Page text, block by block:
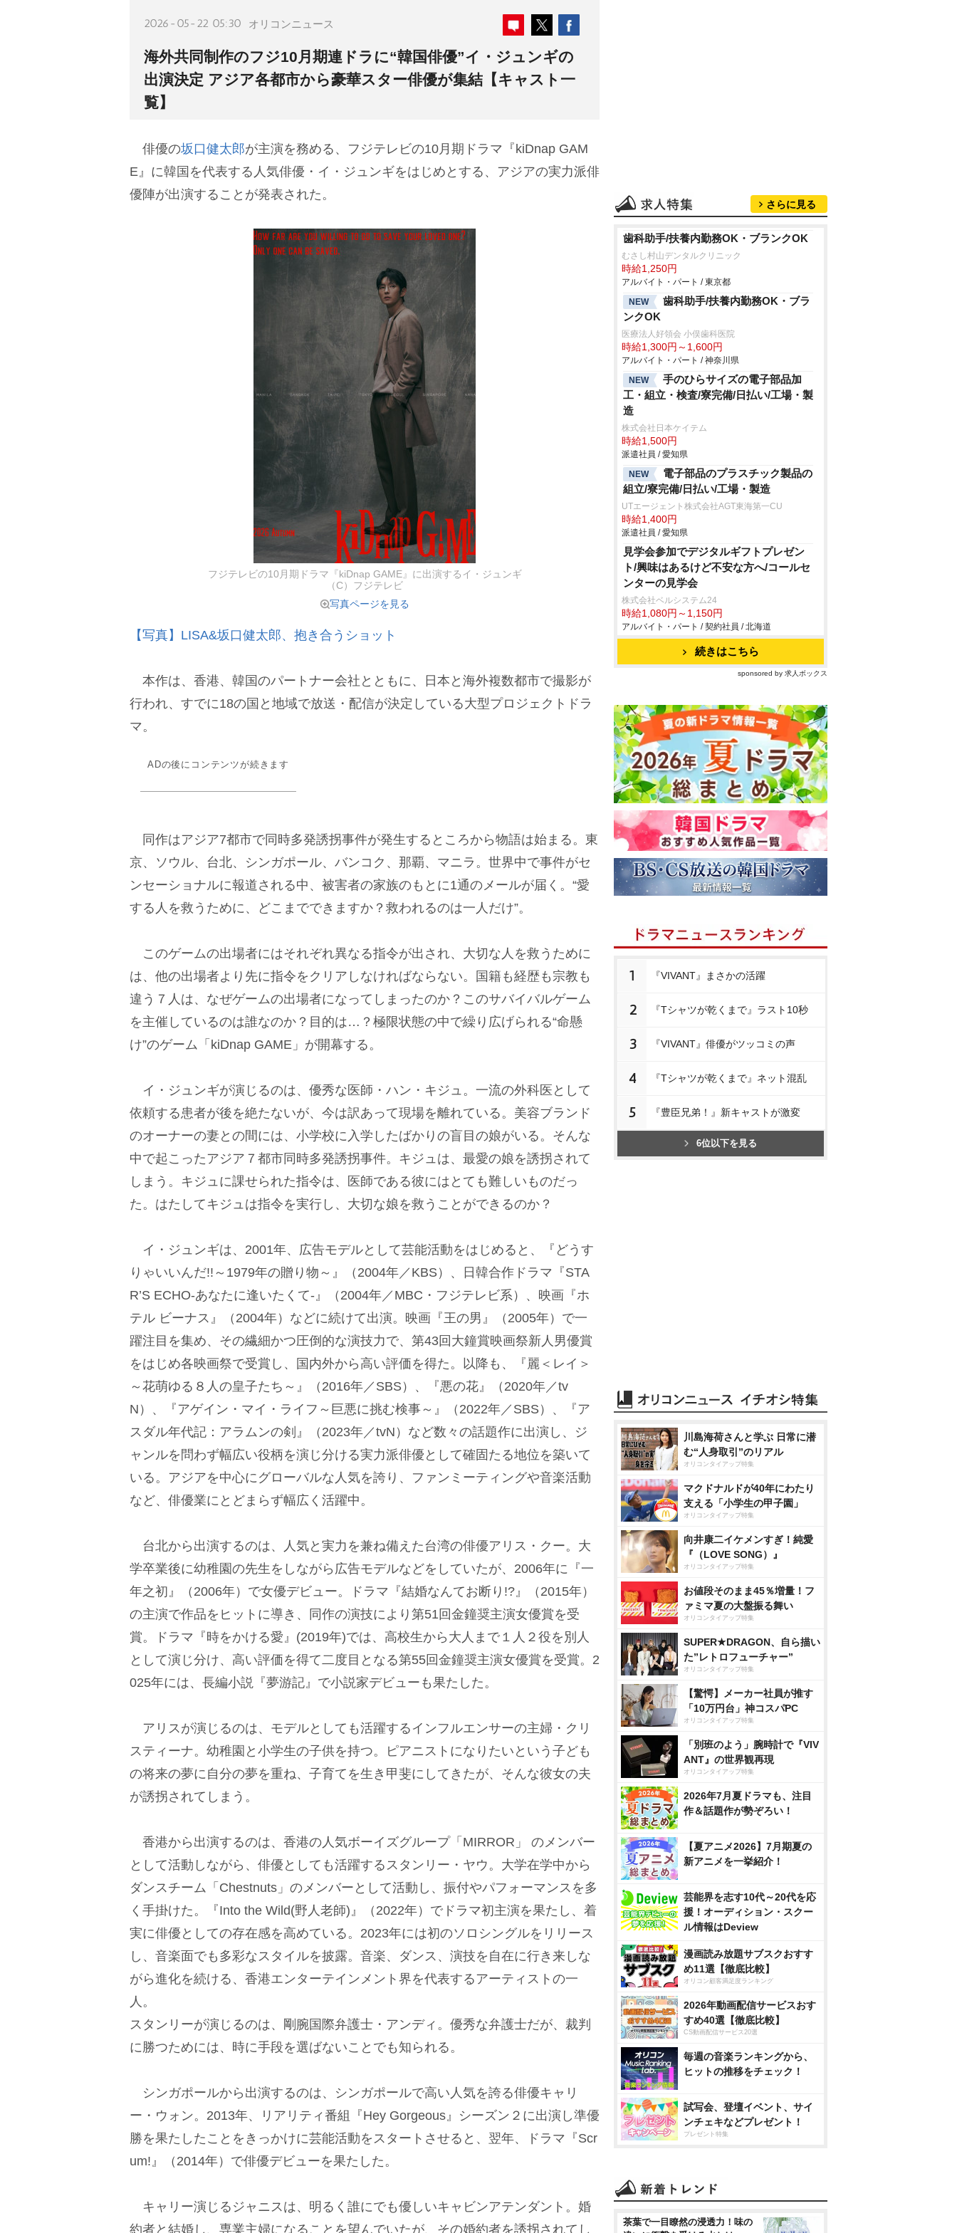
2026-05-22 05:30 オリコンニュース
海外共同制作のフジ10月期連ドラに“韓国俳優”イ・ジュンギの
出演決定 アジア各都市から豪華スター俳優が集結【キャスト一
覧】
俳優の坂口健太郎が主演を務める、フジテレビの10月期ドラマ『kiDnap GAM
E』に韓国を代表する人気俳優・イ・ジュンギをはじめとする、アジアの実力派俳
優陣が出演することが発表された。
フジテレビの10月期ドラマ『kiDnap GAME』に出演するイ・ジュンギ
（C）フジテレビ
写真ページを見る
【写真】LISA&坂口健太郎、抱き合うショット
本作は、香港、韓国のパートナー会社とともに、日本と海外複数都市で撮影が
行われ、すでに18の国と地域で放送・配信が決定している大型プロジェクトドラ
マ。
ADの後にコンテンツが続きます
同作はアジア7都市で同時多発誘拐事件が発生するところから物語は始まる。東
京、ソウル、台北、シンガポール、バンコク、那覇、マニラ。世界中で事件がセ
ンセーショナルに報道される中、被害者の家族のもとに1通のメールが届く。“愛
する人を救うために、どこまでできますか？救われるのは一人だけ”。
このゲームの出場者にはそれぞれ異なる指令が出され、大切な人を救うために
は、他の出場者より先に指令をクリアしなければならない。国籍も経歴も宗教も
違う７人は、なぜゲームの出場者になってしまったのか？このサバイバルゲーム
を主催しているのは誰なのか？目的は…？極限状態の中で繰り広げられる“命懸
け”のゲーム「kiDnap GAME」が開幕する。
イ・ジュンギが演じるのは、優秀な医師・ハン・キジュ。一流の外科医として
依頼する患者が後を絶たないが、今は訳あって現場を離れている。美容ブランド
のオーナーの妻との間には、小学校に入学したばかりの盲目の娘がいる。そんな
中で起こったアジア７都市同時多発誘拐事件。キジュは、最愛の娘を誘拐されて
しまう。キジュに課せられた指令は、医師である彼にはとても難しいものだっ
た。はたしてキジュは指令を実行し、大切な娘を救うことができるのか？
イ・ジュンギは、2001年、広告モデルとして芸能活動をはじめると、『どうす
りゃいいんだ!!～1979年の贈り物～』（2004年／KBS）、日韓合作ドラマ『STA
R’S ECHO-あなたに逢いたくて-』（2004年／MBC・フジテレビ系）、映画『ホ
テル ビーナス』（2004年）などに続けて出演。映画『王の男』（2005年）で一
躍注目を集め、その繊細かつ圧倒的な演技力で、第43回大鐘賞映画祭新人男優賞
をはじめ各映画祭で受賞し、国内外から高い評価を得た。以降も、『麗＜レイ＞
～花萌ゆる８人の皇子たち～』（2016年／SBS）、『悪の花』（2020年／tv
N）、『アゲイン・マイ・ライフ～巨悪に挑む検事～』（2022年／SBS）、『ア
スダル年代記：アラムンの剣』（2023年／tvN）など数々の話題作に出演し、ジ
ャンルを問わず幅広い役柄を演じ分ける実力派俳優として確固たる地位を築いて
いる。アジアを中心にグローバルな人気を誇り、ファンミーティングや音楽活動
など、俳優業にとどまらず幅広く活躍中。
台北から出演するのは、人気と実力を兼ね備えた台湾の俳優アリス・クー。大
学卒業後に幼稚園の先生をしながら広告モデルなどをしていたが、2006年に『一
年之初』（2006年）で女優デビュー。ドラマ『結婚なんてお断り!?』（2015年）
の主演で作品をヒットに導き、同作の演技により第51回金鐘奨主演女優賞を受
賞。ドラマ『時をかける愛』(2019年)では、高校生から大人まで１人２役を別人
として演じ分け、高い評価を得て二度目となる第55回金鐘奨主演女優賞を受賞。2
025年には、長編小説『夢游記』で小説家デビューも果たした。
アリスが演じるのは、モデルとしても活躍するインフルエンサーの主婦・クリ
スティーナ。幼稚園と小学生の子供を持つ。ピアニストになりたいという子ども
の将来の夢に自分の夢を重ね、子育てを生き甲斐にしてきたが、そんな彼女の夫
が誘拐されてしまう。
香港から出演するのは、香港の人気ボーイズグループ「MIRROR」 のメンバー
として活動しながら、俳優としても活躍するスタンリー・ヤウ。大学在学中から
ダンスチーム「Chestnuts」のメンバーとして活動し、振付やパフォーマンスを多
く手掛けた。『Into the Wild(野人老師)』（2022年）でドラマ初主演を果たし、着
実に俳優としての存在感を高めている。2023年には初のソロシングルをリリース
し、音楽面でも多彩なスタイルを披露。音楽、ダンス、演技を自在に行き来しな
がら進化を続ける、香港エンターテインメント界を代表するアーティストの一
人。
スタンリーが演じるのは、剛腕国際弁護士・アンディ。優秀な弁護士だが、裁判
に勝つためには、時に手段を選ばないことでも知られる。
シンガポールから出演するのは、シンガポールで高い人気を誇る俳優キャリ
ー・ウォン。2013年、リアリティ番組『Hey Gorgeous』シーズン２に出演し準優
勝を果たしたことをきっかけに芸能活動をスタートさせると、翌年、ドラマ『Scr
um!』（2014年）で俳優デビューを果たした。
キャリー演じるジャニスは、明るく誰にでも優しいキャビンアテンダント。婚
約者と結婚し、専業主婦になることを望んでいたが、その婚約者を誘拐されてし
さらに見る
歯科助手/扶養内勤務OK・ブランクOK
むさし村山デンタルクリニック
時給1,250円
アルバイト・パート / 東京都
NEW
歯科助手/扶養内勤務OK・ブラ
ンクOK
医療法人好領会 小俣歯科医院
時給1,300円～1,600円
アルバイト・パート / 神奈川県
NEW
手のひらサイズの電子部品加
工・組立・検査/寮完備/日払い/工場・製
造
株式会社日本ケイテム
時給1,500円
派遣社員 / 愛知県
NEW
電子部品のプラスチック製品の
組立/寮完備/日払い/工場・製造
UTエージェント株式会社AGT東海第一CU
時給1,400円
派遣社員 / 愛知県
見学会参加でデジタルギフトプレゼン
ト/興味はあるけど不安な方へ/コールセ
ンターの見学会
株式会社ベルシステム24
時給1,080円～1,150円
アルバイト・パート / 契約社員 / 北海道
続きはこちら
sponsored by 求人ボックス
1 『VIVANT』まさかの活躍
2 『Tシャツが乾くまで』ラスト10秒
3 『VIVANT』俳優がツッコミの声
4 『Tシャツが乾くまで』ネット混乱
5 『豊臣兄弟！』新キャストが激変
6位以下を見る
川島海荷さんと学ぶ 日常に潜
む“人身取引”のリアル
オリコンタイアップ特集
マクドナルドが40年にわたり
支える「小学生の甲子園」
オリコンタイアップ特集
向井康二イケメンすぎ！純愛
『（LOVE SONG）』
オリコンタイアップ特集
お値段そのまま45％増量！フ
ァミマ夏の大盤振る舞い
オリコンタイアップ特集
SUPER★DRAGON、自ら描い
た”レトロフューチャー”
オリコンタイアップ特集
【驚愕】メーカー社員が推す
「10万円台」神コスパPC
オリコンタイアップ特集
「別班のよう」腕時計で『VIV
ANT』の世界観再現
オリコンタイアップ特集
2026年7月夏ドラマも、注目
作＆話題作が勢ぞろい！
【夏アニメ2026】7月期夏の
新アニメを一挙紹介！
芸能界を志す10代～20代を応
援！オーディション・スクー
ル情報はDeview
漫画読み放題サブスクおすす
め11選【徹底比較】
オリコン顧客満足度ランキング
2026年動画配信サービスおす
すめ40選【徹底比較】
CS動画配信サービス20選
毎週の音楽ランキングから、
ヒットの推移をチェック！
試写会、登壇イベント、サイ
ンチェキなどプレゼント！
プレゼント特集
茶葉で一目瞭然の浸透力！味の